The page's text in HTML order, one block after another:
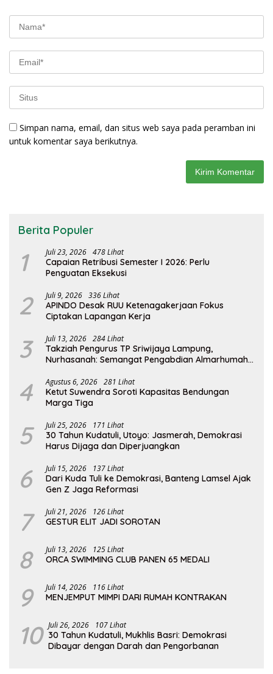
Simpan nama, email, dan situs web saya pada peramban ini
untuk komentar saya berikutnya.
Berita Populer
1 Juli 23, 2026 478 Lihat
Capaian Retribusi Semester I 2026: Perlu
Penguatan Eksekusi
2 Juli 9, 2026 336 Lihat
APINDO Desak RUU Ketenagakerjaan Fokus
Ciptakan Lapangan Kerja
3 Juli 13, 2026 284 Lihat
Takziah Pengurus TP Sriwijaya Lampung,
Nurhasanah: Semangat Pengabdian Almarhumah
4 Agustus 6, 2026 281 Lihat
Ketut Suwendra Soroti Kapasitas Bendungan
Marga Tiga
5 Juli 25, 2026 171 Lihat
30 Tahun Kudatuli, Utoyo: Jasmerah, Demokrasi
Harus Dijaga dan Diperjuangkan
6 Juli 15, 2026 137 Lihat
Dari Kuda Tuli ke Demokrasi, Banteng Lamsel Ajak
Gen Z Jaga Reformasi
7 Juli 21, 2026 126 Lihat
GESTUR ELIT JADI SOROTAN
8 Juli 13, 2026 125 Lihat
ORCA SWIMMING CLUB PANEN 65 MEDALI
9 Juli 14, 2026 116 Lihat
MENJEMPUT MIMPI DARI RUMAH KONTRAKAN
10 Juli 26, 2026 107 Lihat
30 Tahun Kudatuli, Mukhlis Basri: Demokrasi
Dibayar dengan Darah dan Pengorbanan